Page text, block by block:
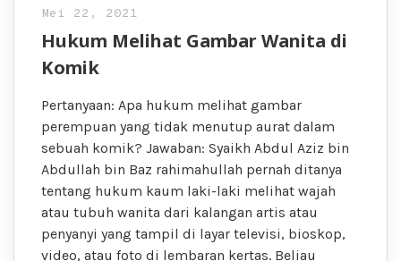
Mei 22, 2021
Hukum Melihat Gambar Wanita di
Komik
Pertanyaan: Apa hukum melihat gambar
perempuan yang tidak menutup aurat dalam
sebuah komik? Jawaban: Syaikh Abdul Aziz bin
Abdullah bin Baz rahimahullah pernah ditanya
tentang hukum kaum laki-laki melihat wajah
atau tubuh wanita dari kalangan artis atau
penyanyi yang tampil di layar televisi, bioskop,
video, atau foto di lembaran kertas. Beliau